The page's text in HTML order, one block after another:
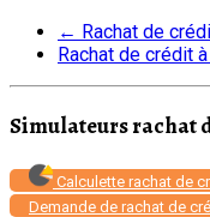
← Rachat de
Rachat de crédit
Simulateurs rachat
Calculette rachat de
Demande de rachat de